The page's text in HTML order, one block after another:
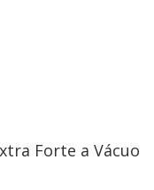
Forte a Vácuo